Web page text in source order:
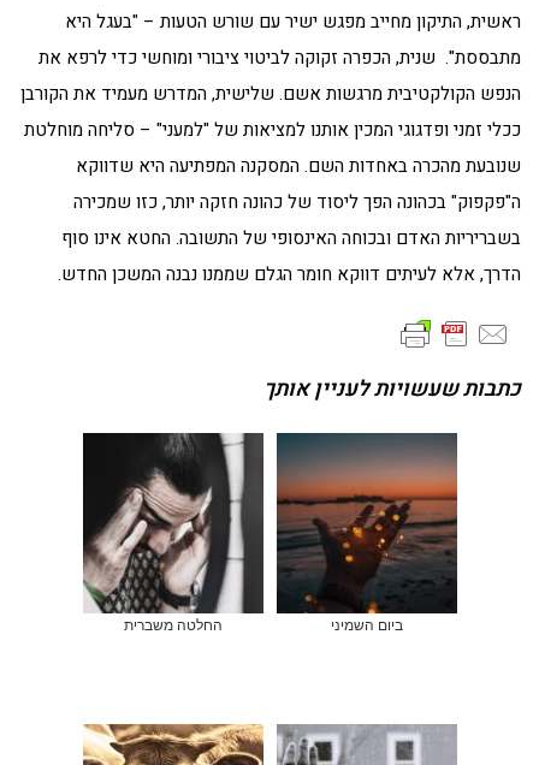
ראשית, התיקון מחייב מפגש ישיר עם שורש הטעות – "בעגל היא
מתבססת". שנית, הכפרה זקוקה לביטוי ציבורי ומוחשי כדי לרפא את
הנפש הקולקטיבית מרגשות אשם. שלישית, המדרש מעמיד את הקורבן
ככלי זמני ופדגוגי המכין אותנו למציאות של "למעני" – סליחה מוחלטת
שנובעת מהכרה באחדות השם. המסקנה המפתיעה היא שדווקא
ה"פקפוק" בכהונה הפך ליסוד של כהונה חזקה יותר, כזו שמכירה
בשבריריות האדם ובכוחה האינסופי של התשובה. החטא אינו סוף
הדרך, אלא לעיתים דווקא חומר הגלם שממנו נבנה המשכן החדש.
כתבות שעשויות לעניין אותך
ביום השמיני החלטה משברית